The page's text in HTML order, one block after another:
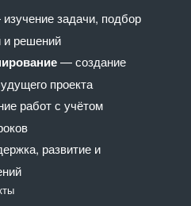
задачи, подбор
и решений
— создание
проекта
работ с учётом
развитие и